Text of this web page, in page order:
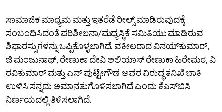
ಸಾಮಾಜಿಕ ಮಾಧ್ಯಮ ಮತ್ತು ಇತರೆಡೆ ರೀಲ್ಸ್‌ ಮಾಡಿರುವುದಕ್ಕೆ
ಸಂಬಂಧಿಸಿದಂತೆ ಪರಿಶೀಲನಾ/ಮಧ್ಯಸ್ಥಿಕೆ ಸಮಿತಿಯು ಮಾಡಿರುವ
ಶಿಫಾರಸ್ಸುಗಳನ್ನು ಒಪ್ಪಿಕೊಳ್ಳಲಾಗಿದೆ. ವಕೀಲರಾದ ವಿನಯ್‌ಕುಮಾರ್‌,
ಜಿ ಮಂಜುನಾಥ್‌, ರೇಣುಕಾ ದೇವಿ ಅಲಿಯಾಸ್‌ ರೇಣುಕಾ ಹಿರೇಮಠ, ವಿ
ರವಿಕುಮಾರ್‌ ಮತ್ತು ಎನ್‌ ಪುಟ್ಟೇಗೌಡ ಅವರ ವಿರುದ್ಧ ತನಿಖೆ ಬಾಕಿ
ಉಳಿಸಿ ಸನ್ನದು ಅಮಾನತುಗೊಳಿಸಲಾಗಿದೆ ಎಂದು ಕೆಎಸ್‌ಬಿಸಿ
ನಿರ್ಣಯದಲ್ಲಿ ತಿಳಿಸಲಾಗಿದೆ.